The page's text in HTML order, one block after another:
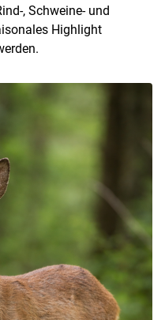
, Schweine- und
Highlight